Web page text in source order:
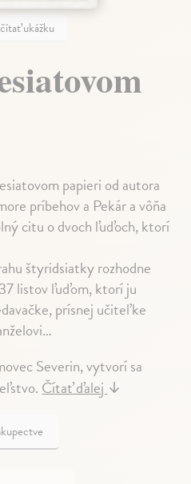
ukážku
papieri od autora
príbehov a Pekár a vôňa
citu o dvoch ľuďoch, ktorí
štyridsiatky rozhodne
listov ľuďom, ktorí ju
prísnej učiteľke
Severin, vytvorí sa
Čítať ďalej↓